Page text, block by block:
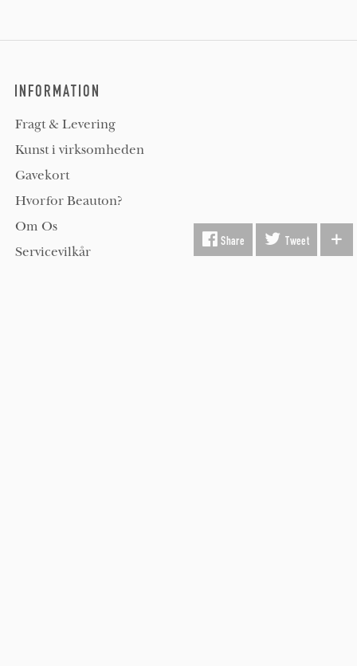
INFORMATION
Fragt & Levering
Kunst i virksomheden
Gavekort
Hvorfor Beauton?
Om Os
Servicevilkår
Share Tweet